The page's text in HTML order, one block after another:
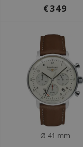
€349
Ø 41 mm